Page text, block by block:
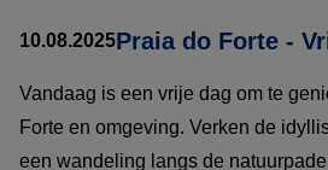
10.08.2025Praia do Forte -
Vandaag is een vrije dag om te
Forte en omgeving. Verken de
een wandeling langs de